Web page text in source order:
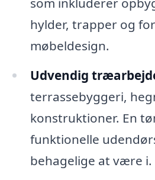
hylder, trapper og
møbeldesign.
Udvendig
terrassebyggeri,
konstruktioner. En
funktionelle
behagelige at være i.